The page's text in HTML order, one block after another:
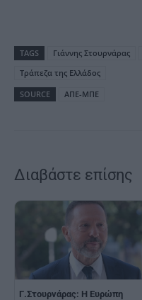
TAGS Γιάννης Στουρνάρας
Τράπεζα της Ελλάδος
SOURCE
ΑΠΕ-ΜΠΕ
Διαβάστε επίσης
Γ.Στουρνάρας: Η Ευρώπη